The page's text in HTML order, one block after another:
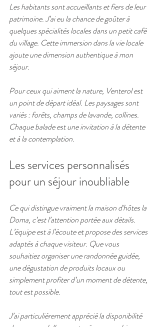
Les habitants sont accueillants et fiers de leur
patrimoine. J’ai eu la chance de goûter à
quelques spécialités locales dans un petit café
du village. Cette immersion dans la vie locale
ajoute une dimension authentique à mon
séjour.
Pour ceux qui aiment la nature, Venterol est
un point de départ idéal. Les paysages sont
variés : forêts, champs de lavande, collines.
Chaque balade est une invitation à la détente
et à la contemplation.
Les services personnalisés
pour un séjour inoubliable
Ce qui distingue vraiment la maison d'hôtes la
Doma, c’est l’attention portée aux détails.
L’équipe est à l’écoute et propose des services
adaptés à chaque visiteur. Que vous
souhaitiez organiser une randonnée guidée,
une dégustation de produits locaux ou
simplement profiter d’un moment de détente,
tout est possible.
J’ai particulièrement apprécié la disponibilité